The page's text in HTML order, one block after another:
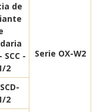
Serie OX-W2
de
SCC -
2
2